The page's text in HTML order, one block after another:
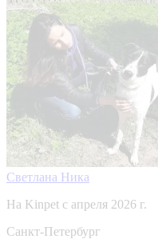
Светлана Ника
На Kinpet c апреля 2026 г.
Санкт-Петербург